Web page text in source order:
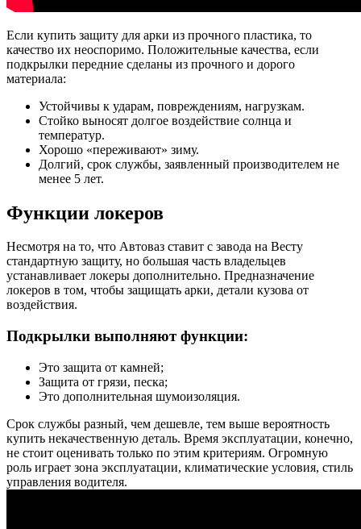
Если купить защиту для арки из прочного пластика, то
качество их неоспоримо. Положительные качества, если
подкрылки передние сделаны из прочного и дорого
материала:
Устойчивы к ударам, повреждениям, нагрузкам.
Стойко выносят долгое воздействие солнца и
температур.
Хорошо «переживают» зиму.
Долгий, срок службы, заявленный производителем не
менее 5 лет.
Функции локеров
Несмотря на то, что Автоваз ставит с завода на Весту
стандартную защиту, но большая часть владельцев
устанавливает локеры дополнительно. Предназначение
локеров в том, чтобы защищать арки, детали кузова от
воздействия.
Подкрылки выполняют функции:
Это защита от камней;
Защита от грязи, песка;
Это дополнительная шумоизоляция.
Срок службы разный, чем дешевле, тем выше вероятность
купить некачественную деталь. Время эксплуатации, конечно,
не стоит оценивать только по этим критериям. Огромную
роль играет зона эксплуатации, климатические условия, стиль
управления водителя.